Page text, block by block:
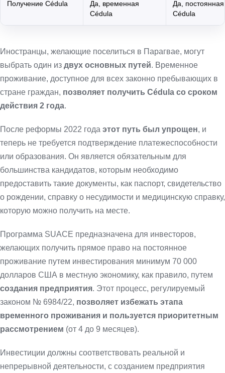
Получение Cédula
Да, временная
Cédula
Да, постоянная
Cédula
Иностранцы, желающие поселиться в Парагвае, могут
выбрать один из двух основных путей. Временное
проживание, доступное для всех законно пребывающих в
стране граждан, позволяет получить Cédula со сроком
действия 2 года.
После реформы 2022 года этот путь был упрощен, и
теперь не требуется подтверждение платежеспособности
или образования. Он является обязательным для
большинства кандидатов, которым необходимо
предоставить такие документы, как паспорт, свидетельство
о рождении, справку о несудимости и медицинскую справку,
которую можно получить на месте.
Программа SUACE предназначена для инвесторов,
желающих получить прямое право на постоянное
проживание путем инвестирования минимум 70 000
долларов США в местную экономику, как правило, путем
создания предприятия. Этот процесс, регулируемый
законом № 6984/22, позволяет избежать этапа
временного проживания и пользуется приоритетным
рассмотрением (от 4 до 9 месяцев).
Инвестиции должны соответствовать реальной и
непрерывной деятельности, с созданием предприятия